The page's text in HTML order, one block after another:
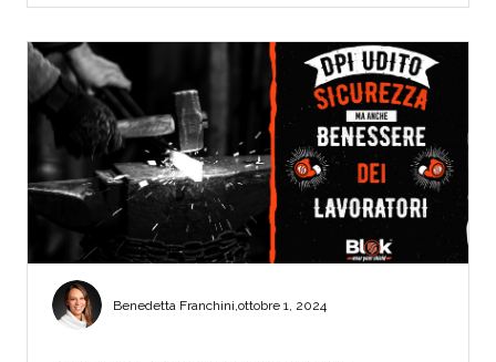
Benedetta Franchini ottobre 1, 2024